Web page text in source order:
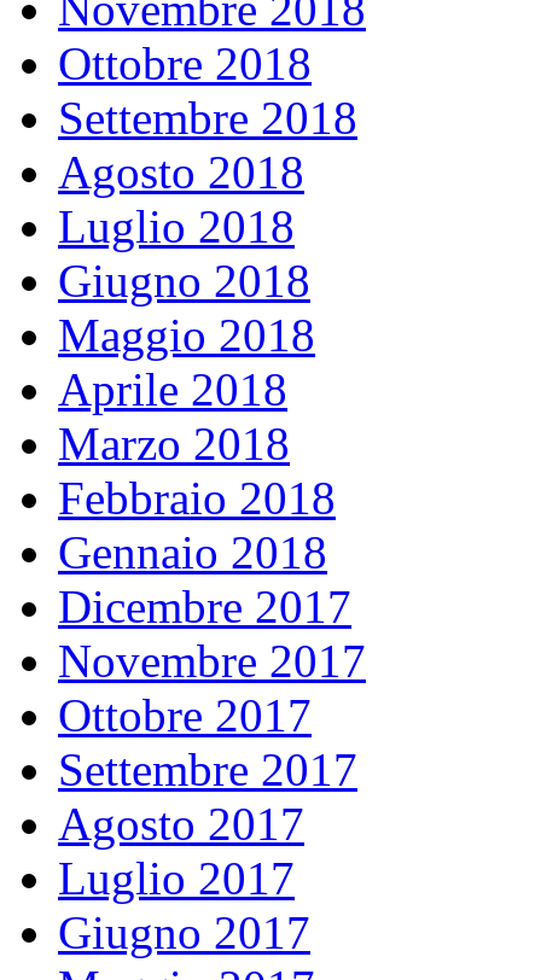
Ottobre 2018
Settembre 2018
Agosto 2018
Luglio 2018
Giugno 2018
Maggio 2018
Aprile 2018
Marzo 2018
Febbraio 2018
Gennaio 2018
Dicembre 2017
Novembre 2017
Ottobre 2017
Settembre 2017
Agosto 2017
Luglio 2017
Giugno 2017